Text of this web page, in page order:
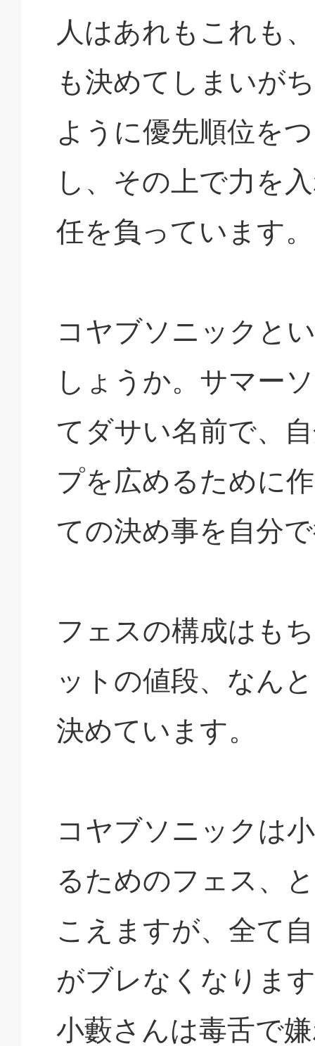
人はあれもこれも
も決めてしまいが
ように優先順位を
し、その上で力を
任を負っています。
コヤブソニックと
しょうか。サマー
てダサい名前で、
プを広めるために
ての決め事を自分
フェスの構成はも
ットの値段、なん
決めています。
コヤブソニックは
るためのフェス、
こえますが、全て
がブレなくなりま
小藪さんは毒舌で